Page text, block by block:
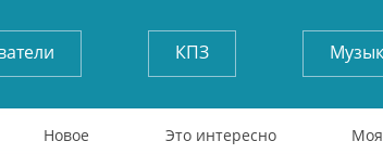
КПЗ
Новое Это интересно